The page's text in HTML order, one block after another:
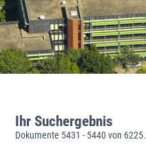
Ihr Suchergebnis
Dokumente 5431 - 5440 von 6225.